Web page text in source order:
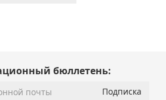
бюллетень: